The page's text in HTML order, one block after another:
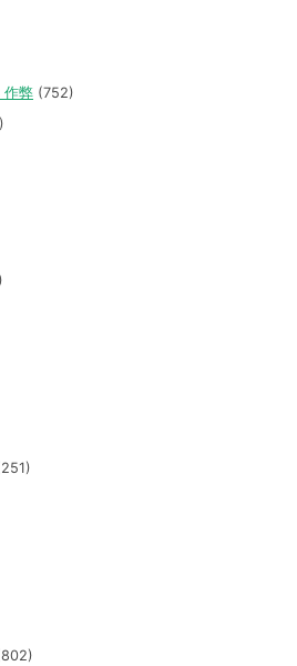
作弊 (752)